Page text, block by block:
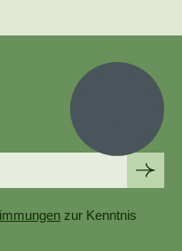
zur Kenntnis